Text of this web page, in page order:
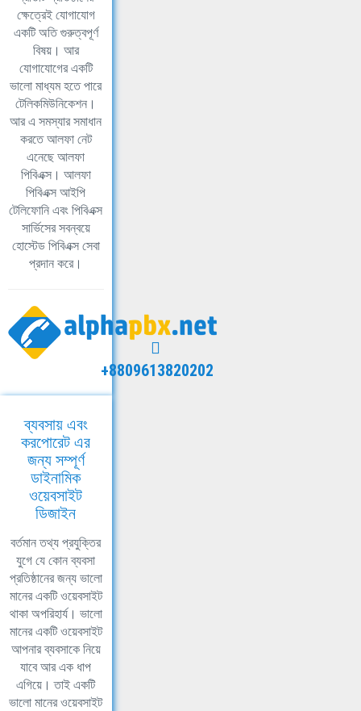
ক্ষেত্রেই যোগাযোগ
একটি অতি গুরুত্বপূর্ণ
বিষয়। আর
যোগাযোগের একটি
ভালো মাধ্যম হতে পারে
টেলিকমিউনিকেশন।
আর এ সমস্যার সমাধান
করতে আলফা নেট
এনেছে আলফা
পিবিএক্স। আলফা
পিবিএক্স আইপি
টেলিফোনি এবং পিবিএক্স
সার্ভিসের সবন্বয়ে
হোস্টেড পিবিএক্স সেবা
প্রদান করে।
+8809613820202
ব্যবসায় এবং
করপোরেট এর
জন্য সম্পূর্ণ
ডাইনামিক
ওয়েবসাইট
ডিজাইন
বর্তমান তথ্য প্রযুক্তির
যুগে যে কোন ব্যবসা
প্রতিষ্ঠানের জন্য ভালো
মানের একটি ওয়েবসাইট
থাকা অপরিহার্য। ভালো
মানের একটি ওয়েবসাইট
আপনার ব্যবসাকে নিয়ে
যাবে আর এক ধাপ
এগিয়ে। তাই একটি
ভালো মানের ওয়েবসাইট